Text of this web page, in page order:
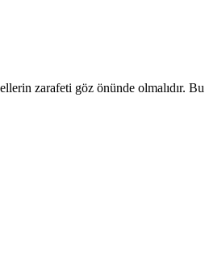
zarafeti göz önünde olmalıdır.